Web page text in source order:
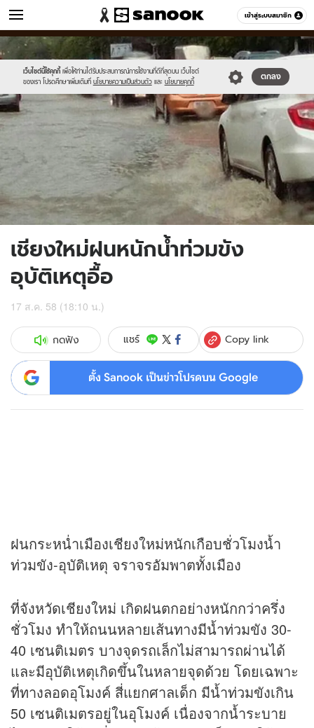
เข้าสู่ระบบสมาชิก
ข่าว หมวดอื่นๆ
เว็บไซต์นี้ใช้คุกกี้ เพื่อให้ท่านได้รับประสบการณ์การใช้งานที่ดีที่สุดบน เว็บไซต์
ของเรา โปรดศึกษาเพิ่มเติมที่ นโยบายความเป็นส่วนตัว และ นโยบายคุกกี้
ตกลง
Sanook
//s.isanook.com/sr/0/images/logo-
new-
sanook.png
600
60
//s.isanook.com/ns/0/ud/369/1848966/639585-
01.jpg
เชียงใหม่ฝนหนักน้ำท่วมขัง
อุบัติเหตุอื้อ
17 ส.ค. 58 (18:10 น.)
กดฟัง แชร์ Copy link
ตั้ง Sanook เป็นข่าวโปรดบน Google
ฝนกระหน่ำเมืองเชียงใหม่หนักเกือบชั่วโมงน้ำ
ท่วมขัง-อุบัติเหตุ จราจรอัมพาตทั้งเมือง
ที่จังหวัดเชียงใหม่ เกิดฝนตกอย่างหนักกว่าครึ่ง
ชั่วโมง ทำให้ถนนหลายเส้นทางมีน้ำท่วมขัง 30-
40 เซนติเมตร บางจุดรถเล็กไม่สามารถผ่านได้
และมีอุบัติเหตุเกิดขึ้นในหลายจุดด้วย โดยเฉพาะ
ที่ทางลอดอุโมงค์ สี่แยกศาลเด็ก มีน้ำท่วมขังเกิน
50 เซนติเมตรอยู่ในอุโมงค์ เนื่องจากน้ำระบาย